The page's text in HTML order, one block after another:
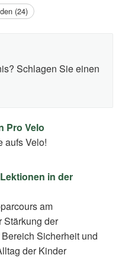
Pro Velo
aufs Velo!
in der
am
Stärkung der
Sicherheit und
der Kinder
(24)
Schlagen Sie einen